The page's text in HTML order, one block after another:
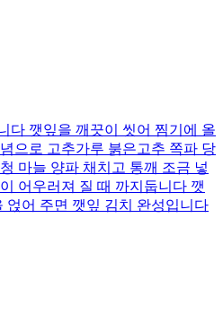
다 깻잎을 깨끗이 씻어 찜기에 올
으로 고추가루 붉은고추 쪽파 당
마늘 양파 채치고 통깨 조금 넣
어우러져 질 때 까지둡니다 깻
얹어 주면 깻잎 김치 완성입니다